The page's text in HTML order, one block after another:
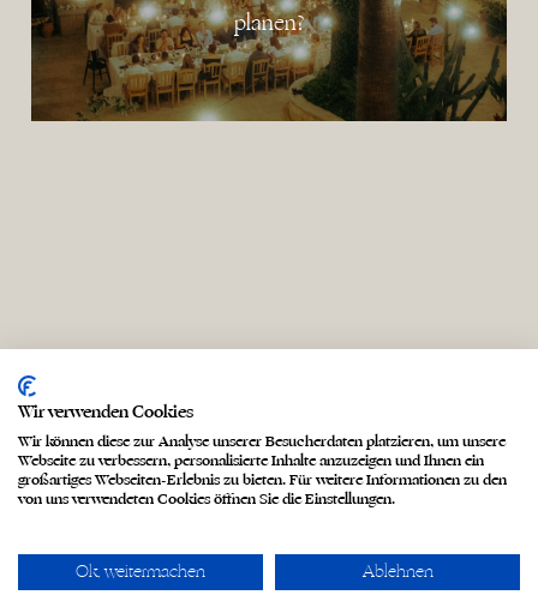
planen?
Wir verwenden Cookies
Wir können diese zur Analyse unserer Besucherdaten platzieren, um unsere
Webseite zu verbessern, personalisierte Inhalte anzuzeigen und Ihnen ein
großartiges Webseiten-Erlebnis zu bieten. Für weitere Informationen zu den
von uns verwendeten Cookies öffnen Sie die Einstellungen.
Ok, weitermachen
Ablehnen